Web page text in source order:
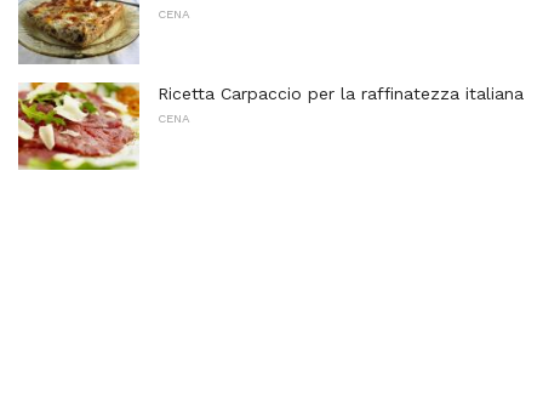
CENA
Ricetta Carpaccio per la raffinatezza italiana
CENA